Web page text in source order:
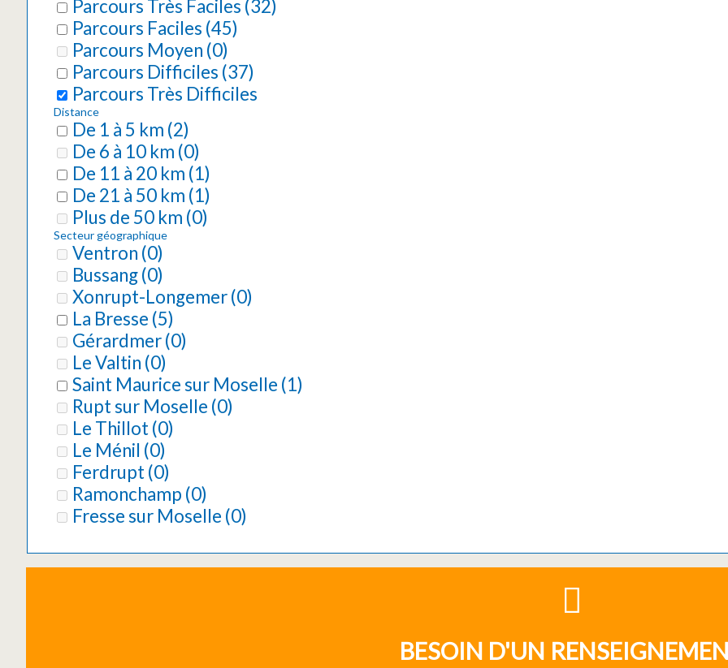
Parcours Très Faciles (32)
Parcours Faciles (45)
Parcours Moyen (0)
Parcours Difficiles (37)
Parcours Très Difficiles
Distance
De 1 à 5 km (2)
De 6 à 10 km (0)
De 11 à 20 km (1)
De 21 à 50 km (1)
Plus de 50 km (0)
Secteur géographique
Ventron (0)
Bussang(0)
Xonrupt-Longemer(0)
La Bresse (5)
Gérardmer(0)
Le Valtin (0)
Saint Maurice sur Moselle (1)
Rupt sur Moselle (0)
Le Thillot(0)
Le Ménil (0)
Ferdrupt(0)
Ramonchamp (0)
Fresse sur Moselle (0)
BESOIN D'UN